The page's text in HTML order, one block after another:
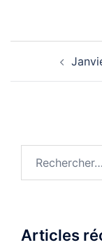
d’article
Articles